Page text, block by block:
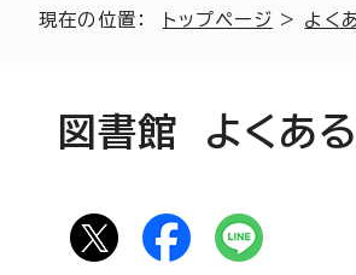
現在の位置： トップページ > よく
図書館 よくあ